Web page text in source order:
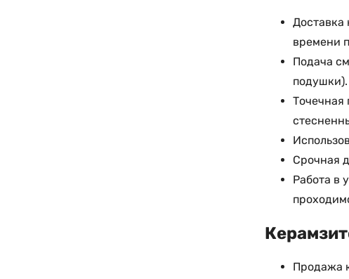
Доставка
времени
Подача
подушки).
Точечная
Срочная
Работа в
Продажа